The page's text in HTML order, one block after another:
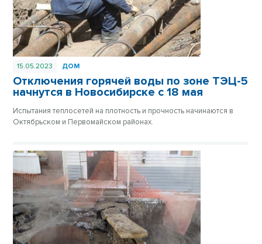
15.05.2023 ДОМ
Отключения горячей воды по зоне ТЭЦ-5
начнутся в Новосибирске с 18 мая
Испытания теплосетей на плотность и прочность начинаются в
Октябрьском и Первомайском районах.